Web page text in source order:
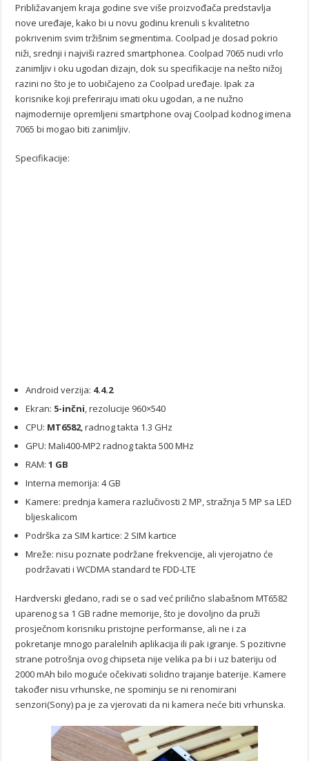
Približavanjem kraja godine sve više proizvođača predstavlja
nove uređaje, kako bi u novu godinu krenuli s kvalitetno
pokrivenim svim tržišnim segmentima. Coolpad je dosad pokrio
niži, srednji i najviši razred smartphonea. Coolpad 7065 nudi vrlo
zanimljiv i oku ugodan dizajn, dok su specifikacije na nešto nižoj
razini no što je to uobičajeno za Coolpad uređaje. Ipak za
korisnike koji preferiraju imati oku ugodan, a ne nužno
najmodernije opremljeni smartphone ovaj Coolpad kodnog imena
7065 bi mogao biti zanimljiv.
Specifikacije:
Android verzija: 4.4.2
Ekran: 5-inčni, rezolucije 960×540
CPU: MT6582, radnog takta 1.3 GHz
GPU: Mali400-MP2 radnog takta 500 MHz
RAM:1 GB
Interna memorija: 4 GB
Kamere: prednja kamera razlučivosti 2 MP, stražnja 5 MP sa LED
bljeskalicom
Podrška za SIM kartice: 2 SIM kartice
Mreže: nisu poznate podržane frekvencije, ali vjerojatno će
podržavati i WCDMA standard te FDD-LTE
Hardverski gledano, radi se o sad već prilično slabašnom MT6582
uparenog sa 1 GB radne memorije, što je dovoljno da pruži
prosječnom korisniku pristojne performanse, ali ne i za
pokretanje mnogo paralelnih aplikacija ili pak igranje. S pozitivne
strane potrošnja ovog chipseta nije velika pa bi i uz bateriju od
2000 mAh bilo moguće očekivati solidno trajanje baterije. Kamere
također nisu vrhunske, ne spominju se ni renomirani
senzori(Sony) pa je za vjerovati da ni kamera neće biti vrhunska.